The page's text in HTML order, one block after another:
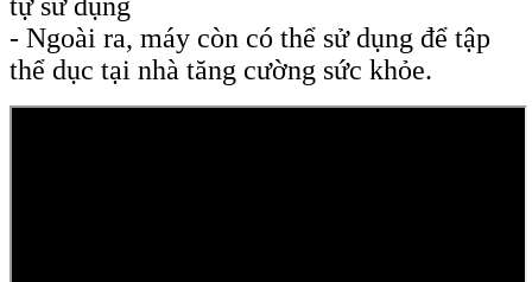
- Ngoài ra, máy còn có thể sử dụng để tập
thể dục tại nhà tăng cường sức khỏe.